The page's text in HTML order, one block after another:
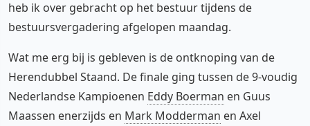
heb ik over gebracht op het bestuur tijdens de
bestuursvergadering afgelopen maandag.
Wat me erg bij is gebleven is de ontknoping van de
Herendubbel Staand. De finale ging tussen de 9-voudig
Nederlandse Kampioenen Eddy Boerman en Guus
Maassen enerzijds en Mark Modderman en Axel